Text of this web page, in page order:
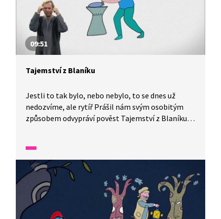
09:51
Tajemství z Blaníku
Jestli to tak bylo, nebo nebylo, to se dnes už
nedozvíme, ale rytíř Prášil nám svým osobitým
způsobem odvypráví pověst Tajemství z Blaníku.
dal čaroděj Ohňomor rytíři Křivohubovi za to, že
ho vysvobodil?